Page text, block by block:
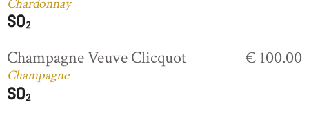
Chardonnay
Champagne Veuve Clicquot
Champagne
€ 100.00